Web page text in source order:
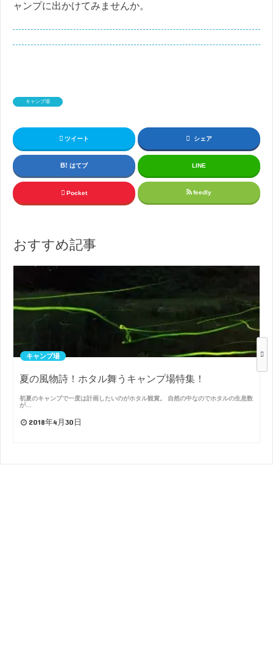
ャンプに出かけてみませんか。
キャンプ場
ツイート シェア
はてブ LINE
Pocket feedly
おすすめ記事
キャンプ場
夏の風物詩！ホタル舞うキャンプ場特集！
初夏のキャンプで一度は計画したいのがホタル観賞。 自然の中なのでホタルの生息数
が…
2018年4月30日